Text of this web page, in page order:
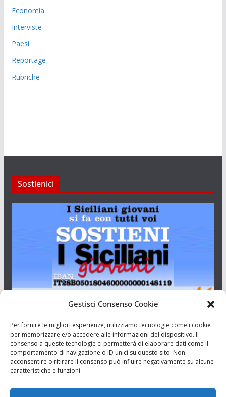
Gestisci Consenso Cookie
Per fornire le migliori esperienze, utilizziamo tecnologie come i cookie
per memorizzare e/o accedere alle informazioni del dispositivo. Il
consenso a queste tecnologie ci permetterà di elaborare dati come il
comportamento di navigazione o ID unici su questo sito. Non
acconsentire o ritirare il consenso può influire negativamente su alcune
caratteristiche e funzioni.
Economia
Interviste
Paesi
Reportage
Rubriche
Sostienici
Aut. del tribunale di Catania n.23/2011 del 20/09/2011 Dir.
Resp. Riccardo Orioles.